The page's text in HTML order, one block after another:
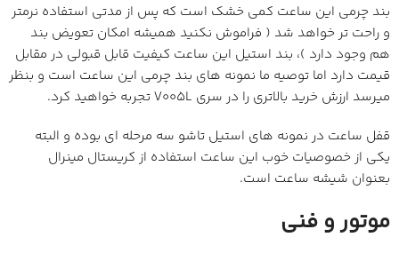
بند چرمی این ساعت کمی خشک است که پس از مدتی استفاده نرمتر
و راحت تر خواهد شد ( فراموش نکنید همیشه امکان تعویض بند
هم وجود دارد )، بند استیل این ساعت کیفیت قابل قبولی در مقابل
قیمت دارد اما توصیه ما نمونه های بند چرمی این ساعت است و بنظر
میرسد ارزش خرید بالاتری را در سری V005L تجربه خواهید کرد.
قفل ساعت در نمونه های استیل تاشو سه مرحله ای بوده و البته
یکی از خصوصیات خوب این ساعت استفاده از کریستال مینرال
بعنوان شیشه ساعت است.
موتور و فنی